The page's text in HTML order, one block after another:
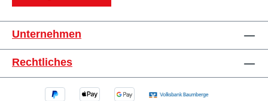
Unternehmen
Rechtliches